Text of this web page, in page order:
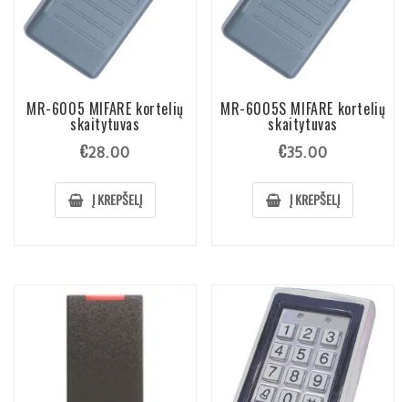
MR-6005 MIFARE kortelių
skaitytuvas
€28.00
Į KREPŠELĮ
MR-6005S MIFARE kortelių
skaitytuvas
€35.00
Į KREPŠELĮ